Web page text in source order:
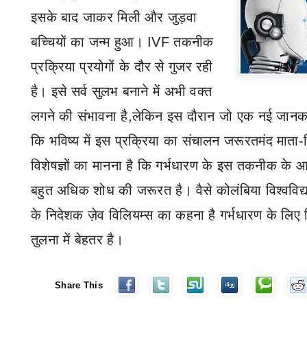
इसके बाद जाकर मिली और जुड़वा
बच्चियों का जन्म हुआ। IVFतकनीक
प्रक्रिया प्रयोगों के दौर से गुजर रही
है। इसे सर्व सुलभ बनाने में अभी वक्त
लगने की संभावना है,लेकिन इस दौरान जो एक नई
कि भविष्य में इस प्रक्रिया का संचालन जरूरतमंद
विशेषज्ञों का मानना है कि गर्भधारण के इस तकनीक
बहुत अधिक शोध की जरूरत है। वैसे कोलंबिया
के निदेशक ज़ेव विलियम्स का कहना है गर्भधारण के लिए
तुलना में बेहतर है।
Share This